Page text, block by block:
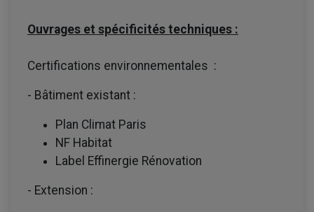
Ouvrages et spécificités techniques :
Certifications environnementales :
- Bâtiment existant :
Plan Climat Paris
NF Habitat
Label Effinergie Rénovation
- Extension :